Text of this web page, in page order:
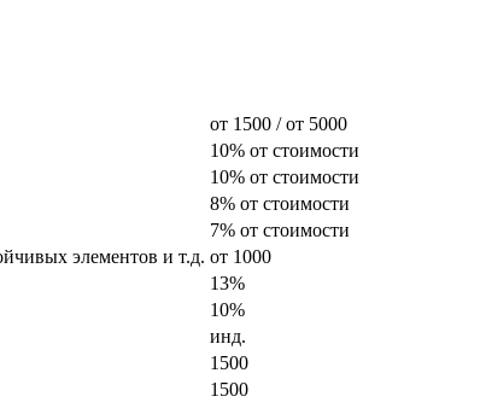
от 1500 / от 5000
10% от стоимости
10% от стоимости
8% от стоимости
7% от стоимости
элементов и т.д. от 1000
13%
10%
инд.
1500
1500